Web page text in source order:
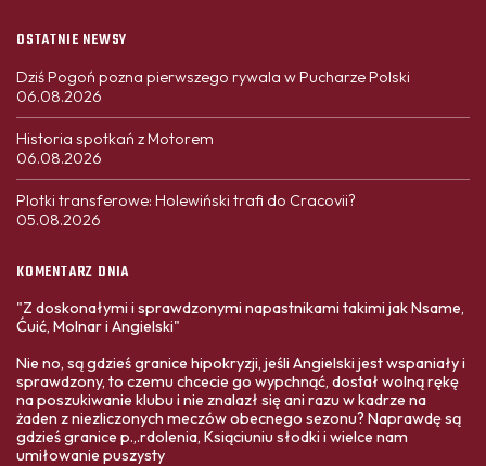
OSTATNIE NEWSY
Dziś Pogoń pozna pierwszego rywala w Pucharze Polski
06.08.2026
Historia spotkań z Motorem
06.08.2026
Plotki transferowe: Holewiński trafi do Cracovii?
05.08.2026
KOMENTARZ DNIA
"Z doskonałymi i sprawdzonymi napastnikami takimi jak Nsame,
Ćuić, Molnar i Angielski"
Nie no, są gdzieś granice hipokryzji, jeśli Angielski jest wspaniały i
sprawdzony, to czemu chcecie go wypchnąć, dostał wolną rękę
na poszukiwanie klubu i nie znalazł się ani razu w kadrze na
żaden z niezliczonych meczów obecnego sezonu? Naprawdę są
gdzieś granice p.,.rdolenia, Ksiąciuniu słodki i wielce nam
umiłowanie puszysty